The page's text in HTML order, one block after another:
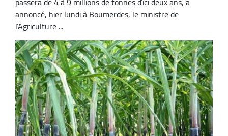
annoncé, hier lundi à Boumerdes, le ministre de
l’Agriculture ...